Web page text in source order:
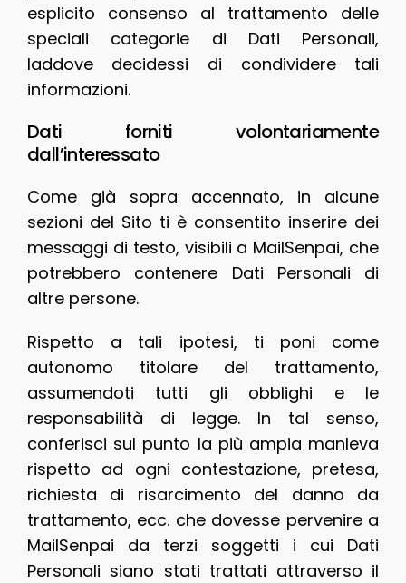
esplicito consenso al trattamento delle
speciali categorie di Dati Personali,
laddove decidessi di condividere tali
informazioni.
Dati forniti volontariamente
dall’interessato
Come già sopra accennato, in alcune
sezioni del Sito ti è consentito inserire dei
messaggi di testo, visibili a MailSenpai, che
potrebbero contenere Dati Personali di
altre persone.
Rispetto a tali ipotesi, ti poni come
autonomo titolare del trattamento,
assumendoti tutti gli obblighi e le
responsabilità di legge. In tal senso,
conferisci sul punto la più ampia manleva
rispetto ad ogni contestazione, pretesa,
richiesta di risarcimento del danno da
trattamento, ecc. che dovesse pervenire a
MailSenpai da terzi soggetti i cui Dati
Personali siano stati trattati attraverso il